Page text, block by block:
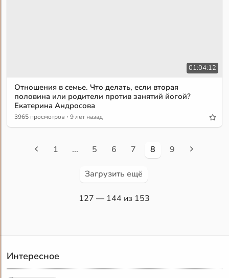
01:04:12
Отношения в семье. Что делать, если вторая
половина или родители против занятий йогой?
Екатерина Андросова
3965 просмотров · 9 лет назад
1 ... 5 6 7 8 9
Загрузить ещё
127 — 144 из 153
Интересное